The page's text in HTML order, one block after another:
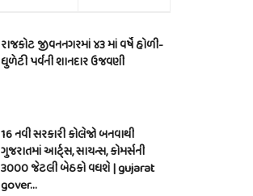
રાજકોટ જીવનનગરમાં ૪૩ માં વર્ષે હોળી-
ધુળેટી પર્વની શાનદાર ઉજવણી
16 નવી સરકારી કોલેજો બનવાથી
ગુજરાતમાં આર્ટ્સ, સાયન્સ, કોમર્સની
3000 જેટલી બેઠકો વધશે | gujarat
gover…